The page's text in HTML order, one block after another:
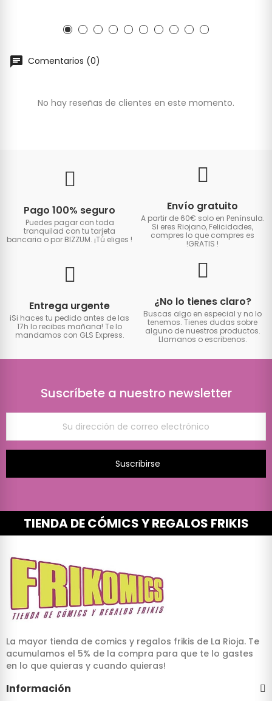
Comentarios (0)
No hay reseñas de clientes en este momento.
Pago 100% seguro
Puedes pagar con toda
tranquilad con tu tarjeta
bancaria o por BIZZUM. ¡Tú eliges !
Envío gratuito
A partir de 60€ solo en Península.
Si eres Riojano, Felicidades,
compres lo que compres es
!GRATIS !
Entrega urgente
iSi haces tu pedido antes de las
17h lo recibes mañana! Te lo
mandamos con GLS Express.
¿No lo tienes claro?
Buscas algo en especial y no lo
tenemos. Tienes dudas sobre
alguno de nuestros productos.
Llamanos o escribenos.
Suscríbete a nuestro newsletter
Suscribirse
TIENDA DE CÓMICS Y REGALOS FRIKIS
La mayor tienda de comics y regalos frikis de La Rioja. Te
acumulamos el 5% de la compra para que te lo gastes
en lo que quieras y cuando quieras!
Información